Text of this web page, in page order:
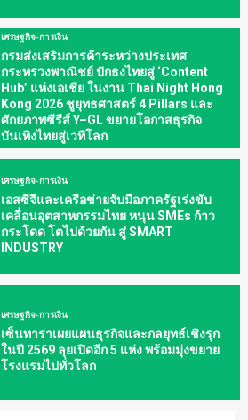
เศรษฐกิจ-การเงิน
กรมส่งเสริมการค้าระหว่างประเทศ
กระทรวงพาณิชย์ ปักธงไทยสู่ ‘Content
Hub’ แห่งเอเชีย ในงาน Thai Night Hong
Kong 2026 ชูยุทธศาสตร์ 4 Pillars และ
ศักยภาพซีรีส์ Y–GL ขยายโอกาสธุรกิจ
บันเทิงไทยสู่เวทีโลก
เศรษฐกิจ-การเงิน
เอสซีจีและเครือข่ายจับมือภาครัฐเร่งขับ
เคลื่อนอุตสาหกรรมไทย หนุน SMEs ก้าว
กระโดด โตไปด้วยกัน สู่ SMART
INDUSTRY
เศรษฐกิจ-การเงิน
เซ็นทาราเผยแผนธุรกิจและกลยุทธ์เชิงรุก
ในปี 2569 ลุยเปิดอีก 5 แห่ง พร้อมมุ่งขยาย
โรงแรมไปทั่วโลก